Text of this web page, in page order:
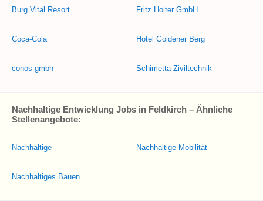
Burg Vital Resort
Coca-Cola
conos gmbh
Fritz Holter GmbH
Hotel Goldener Berg
Schimetta Ziviltechnik
Nachhaltige Entwicklung Jobs in Feldkirch – Ähnliche
Stellenangebote:
Nachhaltige
Nachhaltiges Bauen
Nachhaltige Mobilität